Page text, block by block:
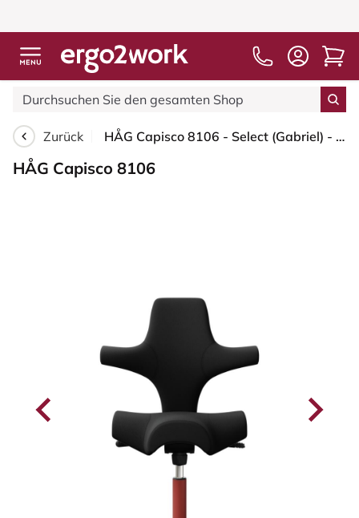
Zurück HÅG Capisco 8106 - Select (Gabriel) - Wolle / Polyamid - SC60999 - Black - Blush Rose - 150mm (Sitzhöhe 40-55cm) - Bodengleiter
HÅG Capisco 8106